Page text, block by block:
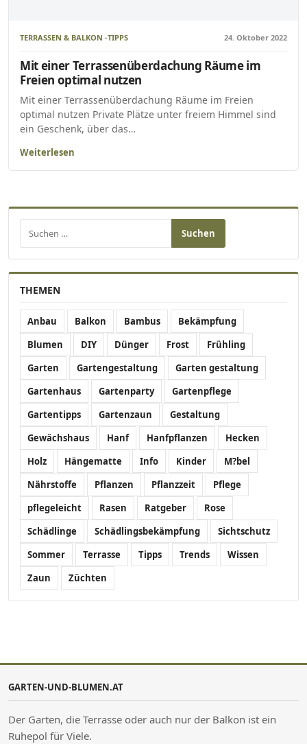
TERRASSEN & BALKON -TIPPS 24. Oktober 2022
Mit einer Terrassenüberdachung Räume im
Freien optimal nutzen
Mit einer Terrassenüberdachung Räume im Freien
optimal nutzen Private Plätze unter freiem Himmel sind
ein Geschenk, über das…
Weiterlesen
Suchen nach:
THEMEN
Anbau Balkon Bambus
Bekämpfung
Blumen
DIY Dünger Frost
Frühling
Garten
Gartengestaltung
Garten gestaltung
Gartenhaus
Gartenparty
Gartenpflege
Gartentipps
Gartenzaun
Gestaltung
Gewächshaus
Hanf Hanfpflanzen
Hecken
Holz
Hängematte Info Kinder
M?bel
Nährstoffe
Pflanzen Pflanzzeit
Pflege
pflegeleicht
Rasen Ratgeber
Rose
Schädlinge
Schädlingsbekämpfung
Sichtschutz
Sommer
Terrasse Tipps Trends
Wissen
Zaun
Züchten
GARTEN-UND-BLUMEN.AT
Der Garten, die Terrasse oder auch nur der Balkon ist ein
Ruhepol für Viele.